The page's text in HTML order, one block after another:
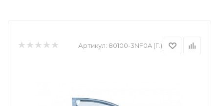
Артикул: 80100-3NF0A (Г.)